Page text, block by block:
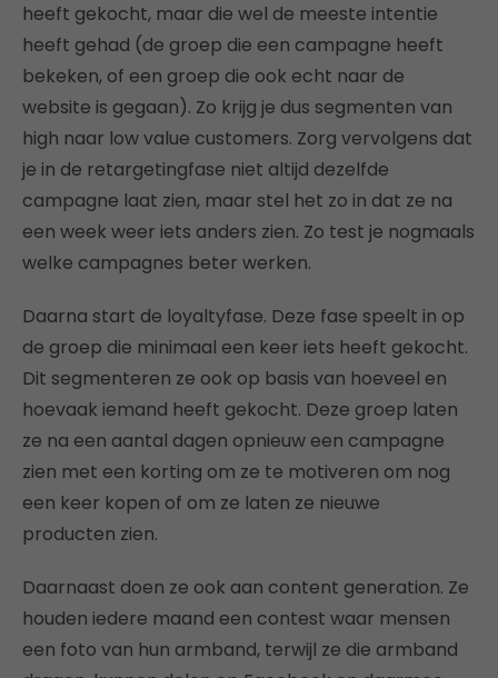
heeft gekocht, maar die wel de meeste intentie
heeft gehad (de groep die een campagne heeft
bekeken, of een groep die ook echt naar de
website is gegaan). Zo krijg je dus segmenten van
high naar low value customers. Zorg vervolgens dat
je in de retargetingfase niet altijd dezelfde
campagne laat zien, maar stel het zo in dat ze na
een week weer iets anders zien. Zo test je nogmaals
welke campagnes beter werken.
Daarna start de loyaltyfase. Deze fase speelt in op
de groep die minimaal een keer iets heeft gekocht.
Dit segmenteren ze ook op basis van hoeveel en
hoevaak iemand heeft gekocht. Deze groep laten
ze na een aantal dagen opnieuw een campagne
zien met een korting om ze te motiveren om nog
een keer kopen of om ze laten ze nieuwe
producten zien.
Daarnaast doen ze ook aan content generation. Ze
houden iedere maand een contest waar mensen
een foto van hun armband, terwijl ze die armband